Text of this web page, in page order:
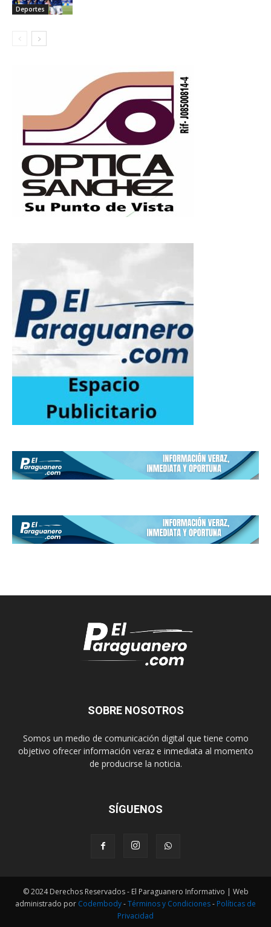
Deportes
SOBRE NOSOTROS
Somos un medio de comunicación digital que tiene como
objetivo ofrecer información veraz e inmediata al momento
de producirse la noticia.
SÍGUENOS
© 2024 Derechos Reservados - El Paraguanero Informativo | Web
administrado por Codembody-Términos y Condiciones- Políticas de
Privacidad